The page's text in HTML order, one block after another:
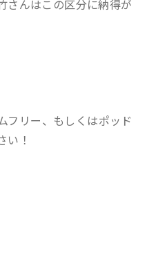
さんはこの区分に納得が
リー、もしくはポッド
い！